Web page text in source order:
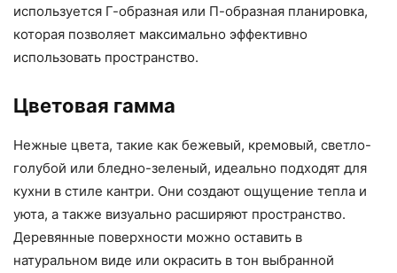
используется Г-образная или П-образная планировка,
которая позволяет максимально эффективно
использовать пространство.
Цветовая гамма
Нежные цвета, такие как бежевый, кремовый, светло-
голубой или бледно-зеленый, идеально подходят для
кухни в стиле кантри. Они создают ощущение тепла и
уюта, а также визуально расширяют пространство.
Деревянные поверхности можно оставить в
натуральном виде или окрасить в тон выбранной